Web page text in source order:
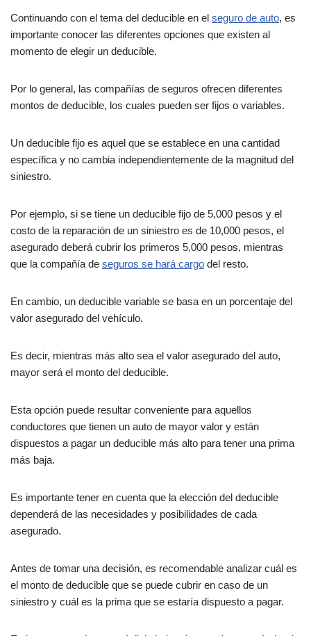
Continuando con el tema del deducible en el seguro de auto, es
importante conocer las diferentes opciones que existen al
momento de elegir un deducible.
Por lo general, las compañías de seguros ofrecen diferentes
montos de deducible, los cuales pueden ser fijos o variables.
Un deducible fijo es aquel que se establece en una cantidad
específica y no cambia independientemente de la magnitud del
siniestro.
Por ejemplo, si se tiene un deducible fijo de 5,000 pesos y el
costo de la reparación de un siniestro es de 10,000 pesos, el
asegurado deberá cubrir los primeros 5,000 pesos, mientras
que la compañía de seguros se hará cargo del resto.
En cambio, un deducible variable se basa en un porcentaje del
valor asegurado del vehículo.
Es decir, mientras más alto sea el valor asegurado del auto,
mayor será el monto del deducible.
Esta opción puede resultar conveniente para aquellos
conductores que tienen un auto de mayor valor y están
dispuestos a pagar un deducible más alto para tener una prima
más baja.
Es importante tener en cuenta que la elección del deducible
dependerá de las necesidades y posibilidades de cada
asegurado.
Antes de tomar una decisión, es recomendable analizar cuál es
el monto de deducible que se puede cubrir en caso de un
siniestro y cuál es la prima que se estaría dispuesto a pagar.